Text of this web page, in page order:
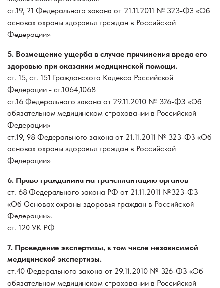
ст.19, 21 Федерального закона от 21.11.2011 № 323-ФЗ «Об
основах охраны здоровья граждан в Российской
Федерации»
5. Возмещение ущерба в случае причинения вреда его
здоровью при оказании медицинской помощи.
ст. 15, ст. 151 Гражданского Кодекса Российской
Федерации - ст.1064,1068
ст.16 Федерального закона от 29.11.2010 № 326-ФЗ «Об
обязательном медицинском страховании в Российской
Федерации»
ст.19, 98 Федерального закона от 21.11.2011 № 323-ФЗ «Об
основах охраны здоровья граждан в Российской
Федерации»
6. Право гражданина на трансплантацию органов
ст. 68 Федерального закона РФ от 21.11.2011 №323-ФЗ
«Об Основах охраны здоровья граждан в Российской
Федерации».
ст. 120 УК РФ
7. Проведение экспертизы, в том числе независимой
медицинской экспертизы.
ст.40 Федерального закона от 29.11.2010 № 326-ФЗ «Об
обязательном медицинском страховании в Российской